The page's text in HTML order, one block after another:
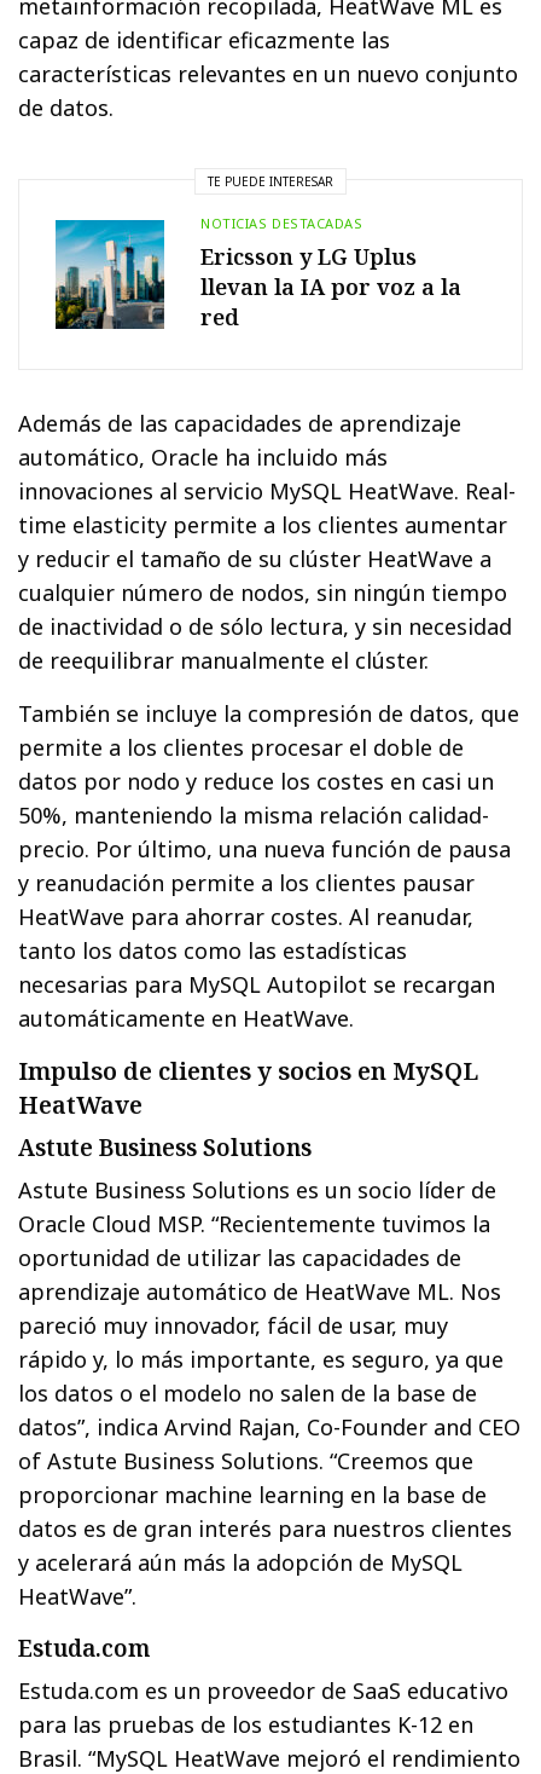
metainformación recopilada, HeatWave ML es
capaz de identificar eficazmente las
características relevantes en un nuevo conjunto
de datos.
TE PUEDE INTERESAR
NOTICIAS DESTACADAS
Ericsson y LG Uplus
llevan la IA por voz a la
red
Además de las capacidades de aprendizaje
automático, Oracle ha incluido más
innovaciones al servicio MySQL HeatWave. Real-
time elasticity permite a los clientes aumentar
y reducir el tamaño de su clúster HeatWave a
cualquier número de nodos, sin ningún tiempo
de inactividad o de sólo lectura, y sin necesidad
de reequilibrar manualmente el clúster.
También se incluye la compresión de datos, que
permite a los clientes procesar el doble de
datos por nodo y reduce los costes en casi un
50%, manteniendo la misma relación calidad-
precio. Por último, una nueva función de pausa
y reanudación permite a los clientes pausar
HeatWave para ahorrar costes. Al reanudar,
tanto los datos como las estadísticas
necesarias para MySQL Autopilot se recargan
automáticamente en HeatWave.
Impulso de clientes y socios en MySQL
HeatWave
Astute Business Solutions
Astute Business Solutions es un socio líder de
Oracle Cloud MSP. “Recientemente tuvimos la
oportunidad de utilizar las capacidades de
aprendizaje automático de HeatWave ML. Nos
pareció muy innovador, fácil de usar, muy
rápido y, lo más importante, es seguro, ya que
los datos o el modelo no salen de la base de
datos”, indica Arvind Rajan, Co-Founder and CEO
of Astute Business Solutions. “Creemos que
proporcionar machine learning en la base de
datos es de gran interés para nuestros clientes
y acelerará aún más la adopción de MySQL
HeatWave”.
Estuda.com
Estuda.com es un proveedor de SaaS educativo
para las pruebas de los estudiantes K-12 en
Brasil. “MySQL HeatWave mejoró el rendimiento